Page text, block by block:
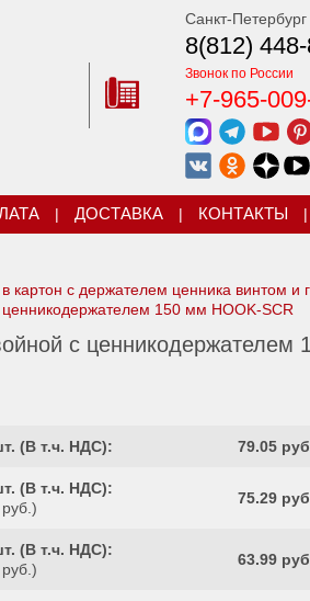
Санкт-Петербург
8(812)
Звонок по России
+7-965-
| ДОСТАВКА | КОНТАКТЫ |
картон с держателем ценника винтом и
150 мм HOOK-SCR
с ценникодержателем
(В т.ч. НДС): 79.05
(В т.ч. НДС):
75.29
(В т.ч. НДС):
63.99